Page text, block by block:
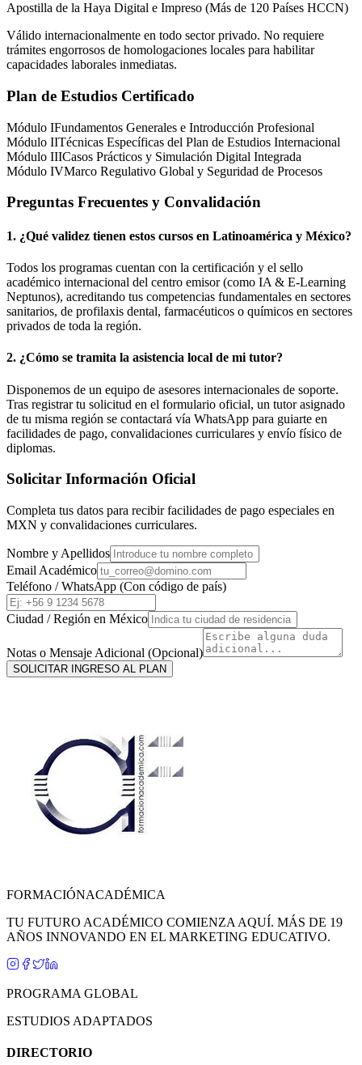
Apostilla de la Haya Digital e Impreso (Más de 120 Países HCCN)
Válido internacionalmente en todo sector privado. No requiere
trámites engorrosos de homologaciones locales para habilitar
capacidades laborales inmediatas.
Plan de Estudios Certificado
Módulo IFundamentos Generales e Introducción Profesional
Módulo IITécnicas Específicas del Plan de Estudios Internacional
Módulo IIICasos Prácticos y Simulación Digital Integrada
Módulo IVMarco Regulativo Global y Seguridad de Procesos
Preguntas Frecuentes y Convalidación
1. ¿Qué validez tienen estos cursos en Latinoamérica y México?
Todos los programas cuentan con la certificación y el sello
académico internacional del centro emisor (como IA & E-Learning
Neptunos), acreditando tus competencias fundamentales en sectores
sanitarios, de profilaxis dental, farmacéuticos o químicos en sectores
privados de toda la región.
2. ¿Cómo se tramita la asistencia local de mi tutor?
Disponemos de un equipo de asesores internacionales de soporte.
Tras registrar tu solicitud en el formulario oficial, un tutor asignado
de tu misma región se contactará vía WhatsApp para guiarte en
facilidades de pago, convalidaciones curriculares y envío físico de
diplomas.
Solicitar Información Oficial
Completa tus datos para recibir facilidades de pago especiales en
MXN y convalidaciones curriculares.
Nombre y Apellidos
Email Académico
Teléfono / WhatsApp (Con código de país)
Ciudad / Región en México
Notas o Mensaje Adicional (Opcional)
SOLICITAR INGRESO AL PLAN
FORMACIÓNACADÉMICA
TU FUTURO ACADÉMICO COMIENZA AQUÍ. MÁS DE 19
AÑOS INNOVANDO EN EL MARKETING EDUCATIVO.
PROGRAMA GLOBAL
ESTUDIOS ADAPTADOS
DIRECTORIO